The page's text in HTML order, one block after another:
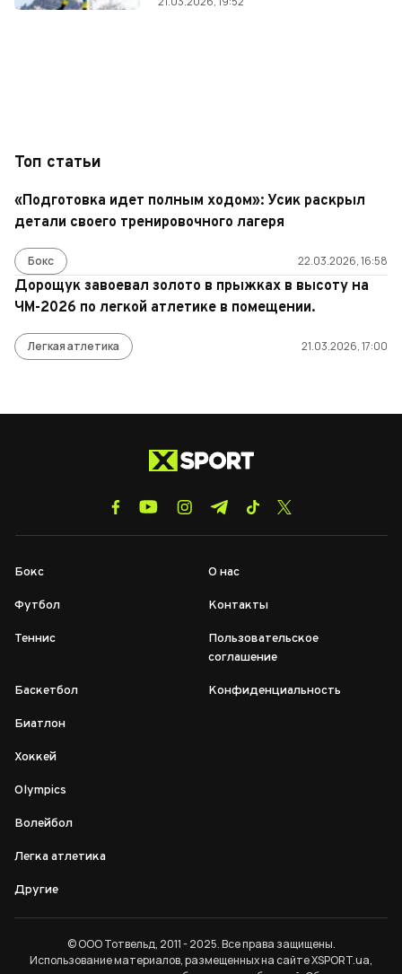
Топ статьи
«Подготовка идет полным ходом»: Усик раскрыл
детали своего тренировочного лагеря
Бокс 22.03.2026, 16:58
Дорощук завоевал золото в прыжках в высоту на
ЧМ-2026 по легкой атлетике в помещении.
Легкая атлетика 21.03.2026, 17:00
Бокс
Футбол
Теннис
Баскетбол
Биатлон
Хоккей
Olympics
Волейбол
Легка атлетика
Другие
О нас
Контакты
Пользовательское
соглашение
Конфиденциальность
© ООО Тотвельд, 2011 - 2025. Все права защищены.
Использование материалов, размещенных на сайте XSPORT.ua,